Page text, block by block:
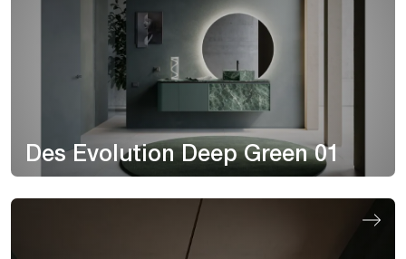
Des Evolution Deep Green 01